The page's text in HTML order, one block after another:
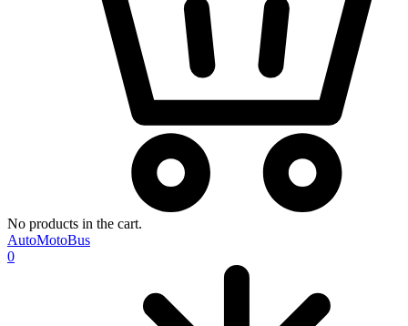
No products in the cart.
AutoMotoBus
0